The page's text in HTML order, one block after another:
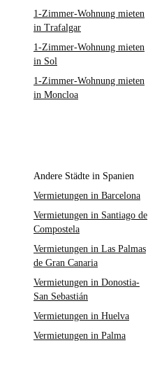
1-Zimmer-Wohnung mieten
in Trafalgar
1-Zimmer-Wohnung mieten
in Sol
1-Zimmer-Wohnung mieten
in Moncloa
Andere Städte in Spanien
Vermietungen in Barcelona
Vermietungen in Santiago de
Compostela
Vermietungen in Las Palmas
de Gran Canaria
Vermietungen in Donostia-
San Sebastián
Vermietungen in Huelva
Vermietungen in Palma